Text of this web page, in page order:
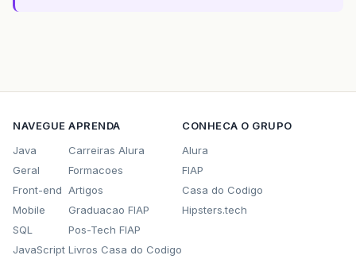
NAVEGUE
Java
Geral
Front-end
Mobile
SQL
JavaScript
APRENDA
Carreiras Alura
Formacoes
Artigos
Graduacao FIAP
Pos-Tech FIAP
Livros Casa do Codigo
CONHECA O GRUPO
Alura
FIAP
Casa do Codigo
Hipsters.tech